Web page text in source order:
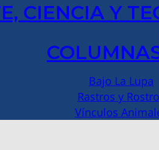
CIENCIA Y
Bajo La Lupa
Rastros y
Vínculos